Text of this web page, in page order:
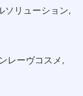
ソリューション,
レーヴコスメ,